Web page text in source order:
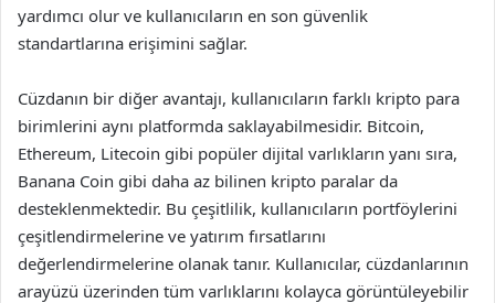
yardımcı olur ve kullanıcıların en son güvenlik
standartlarına erişimini sağlar.
Cüzdanın bir diğer avantajı, kullanıcıların farklı kripto para
birimlerini aynı platformda saklayabilmesidir. Bitcoin,
Ethereum, Litecoin gibi popüler dijital varlıkların yanı sıra,
Banana Coin gibi daha az bilinen kripto paralar da
desteklenmektedir. Bu çeşitlilik, kullanıcıların portföylerini
çeşitlendirmelerine ve yatırım fırsatlarını
değerlendirmelerine olanak tanır. Kullanıcılar, cüzdanlarının
arayüzü üzerinden tüm varlıklarını kolayca görüntüleyebilir